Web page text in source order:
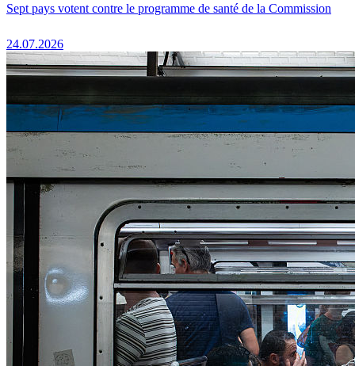
Sept pays votent contre le programme de santé de la Commission
24.07.2026